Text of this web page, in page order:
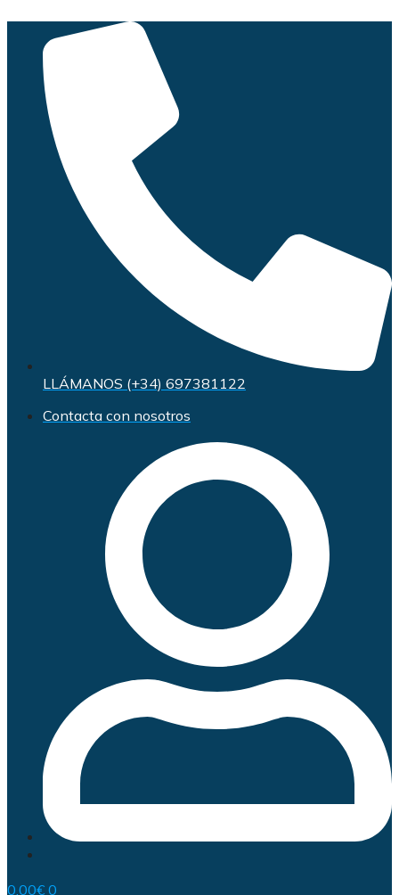
contenido
LLÁMANOS (+34) 697381122
Contacta con nosotros
0,00€ 0